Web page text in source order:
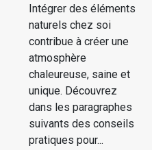
Intégrer des éléments
naturels chez soi
contribue à créer une
atmosphère
chaleureuse, saine et
unique. Découvrez
dans les paragraphes
suivants des conseils
pratiques pour...